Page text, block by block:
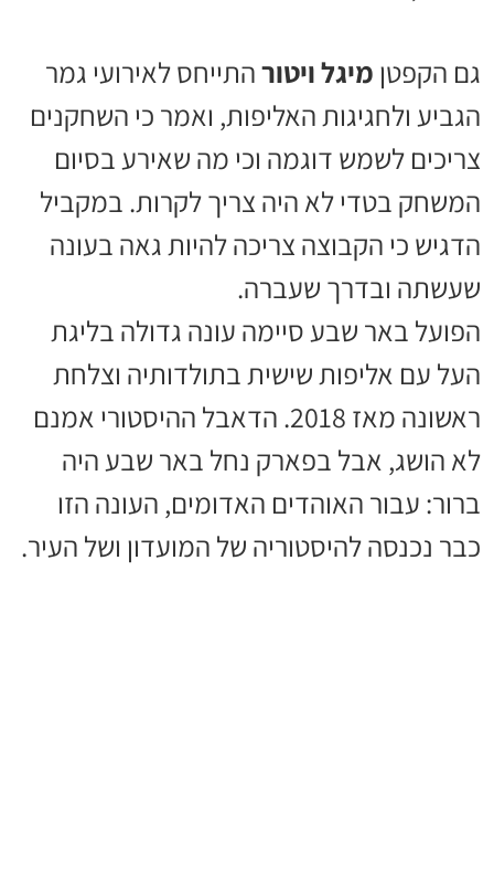
גם הקפטן מיגל ויטורהתייחס לאירועי גמר
הגביע ולחגיגות האליפות, ואמר כי השחקנים
צריכים לשמש דוגמה וכי מה שאירע בסיום
המשחק בטדי לא היה צריך לקרות. במקביל
הדגיש כי הקבוצה צריכה להיות גאה בעונה
שעשתה ובדרך שעברה.
הפועל באר שבע סיימה עונה גדולה בליגת
העל עם אליפות שישית בתולדותיה וצלחת
ראשונה מאז 2018. הדאבל ההיסטורי אמנם
לא הושג, אבל בפארק נחל באר שבע היה
ברור: עבור האוהדים האדומים, העונה הזו
כבר נכנסה להיסטוריה של המועדון ושל העיר.